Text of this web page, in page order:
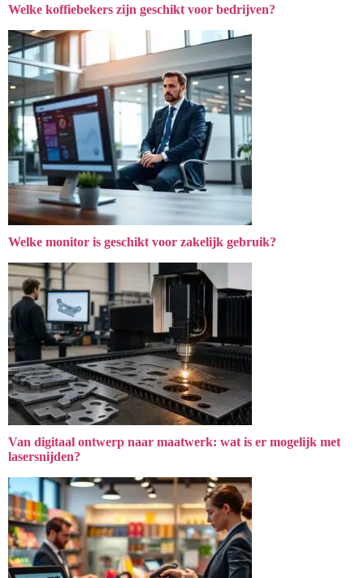
Welke koffiebekers zijn geschikt voor bedrijven?
Welke monitor is geschikt voor zakelijk gebruik?
Van digitaal ontwerp naar maatwerk: wat is er mogelijk met
lasersnijden?